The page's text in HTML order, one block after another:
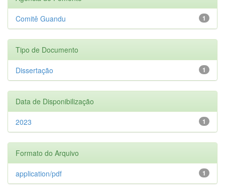
1
Comitê Guandu
Tipo de Documento
1
Dissertação
Data de Disponibilização
1
2023
Formato do Arquivo
1
application/pdf